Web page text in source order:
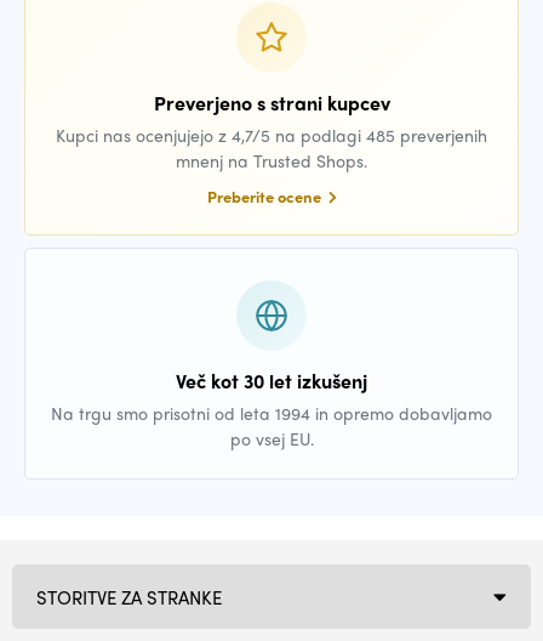
Preverjeno s strani kupcev
Kupci nas ocenjujejo z 4,7/5 na podlagi 485 preverjenih
mnenj na Trusted Shops.
Preberite ocene
Več kot 30 let izkušenj
Na trgu smo prisotni od leta 1994 in opremo dobavljamo
po vsej EU.
STORITVE ZA STRANKE